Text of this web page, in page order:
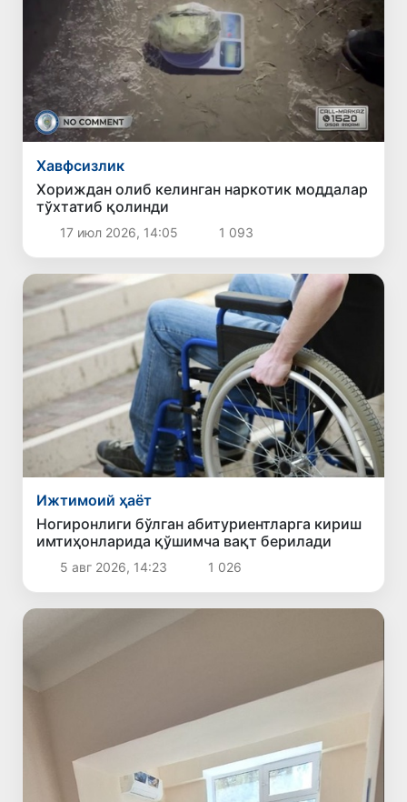
Хавфсизлик
Хориждан олиб келинган наркотик моддалар
тўхтатиб қолинди
17 июл 2026, 14:05 1 093
Ижтимоий ҳаёт
Ногиронлиги бўлган абитуриентларга кириш
имтиҳонларида қўшимча вақт берилади
5 авг 2026, 14:23 1 026